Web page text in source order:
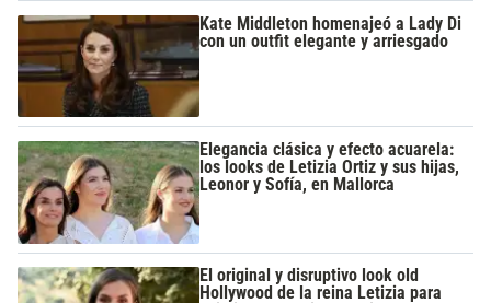
Kate Middleton homenajeó a Lady Di
con un outfit elegante y arriesgado
Elegancia clásica y efecto acuarela:
los looks de Letizia Ortiz y sus hijas,
Leonor y Sofía, en Mallorca
El original y disruptivo look old
Hollywood de la reina Letizia para